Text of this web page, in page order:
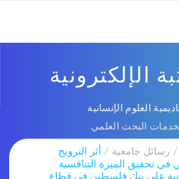
الإلكترونية
العلوم الإنسانية
البحث العلمي
رسائل جامعية
أثر الترويج
في تحقيق الميزة التنافسية
على بنك فلسطين في قطاع